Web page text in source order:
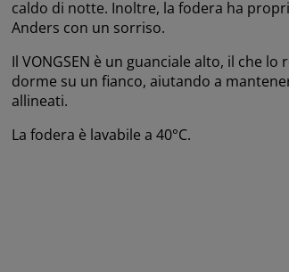
caldo di notte. Inoltre, la fodera ha
Anders con un sorriso.
Il VONGSEN è un guanciale alto, il che
dorme su un fianco, aiutando a
allineati.
La fodera è lavabile a 40°C.